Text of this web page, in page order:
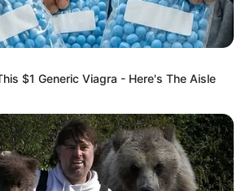
$1 Generic Viagra - Here's The Aisle